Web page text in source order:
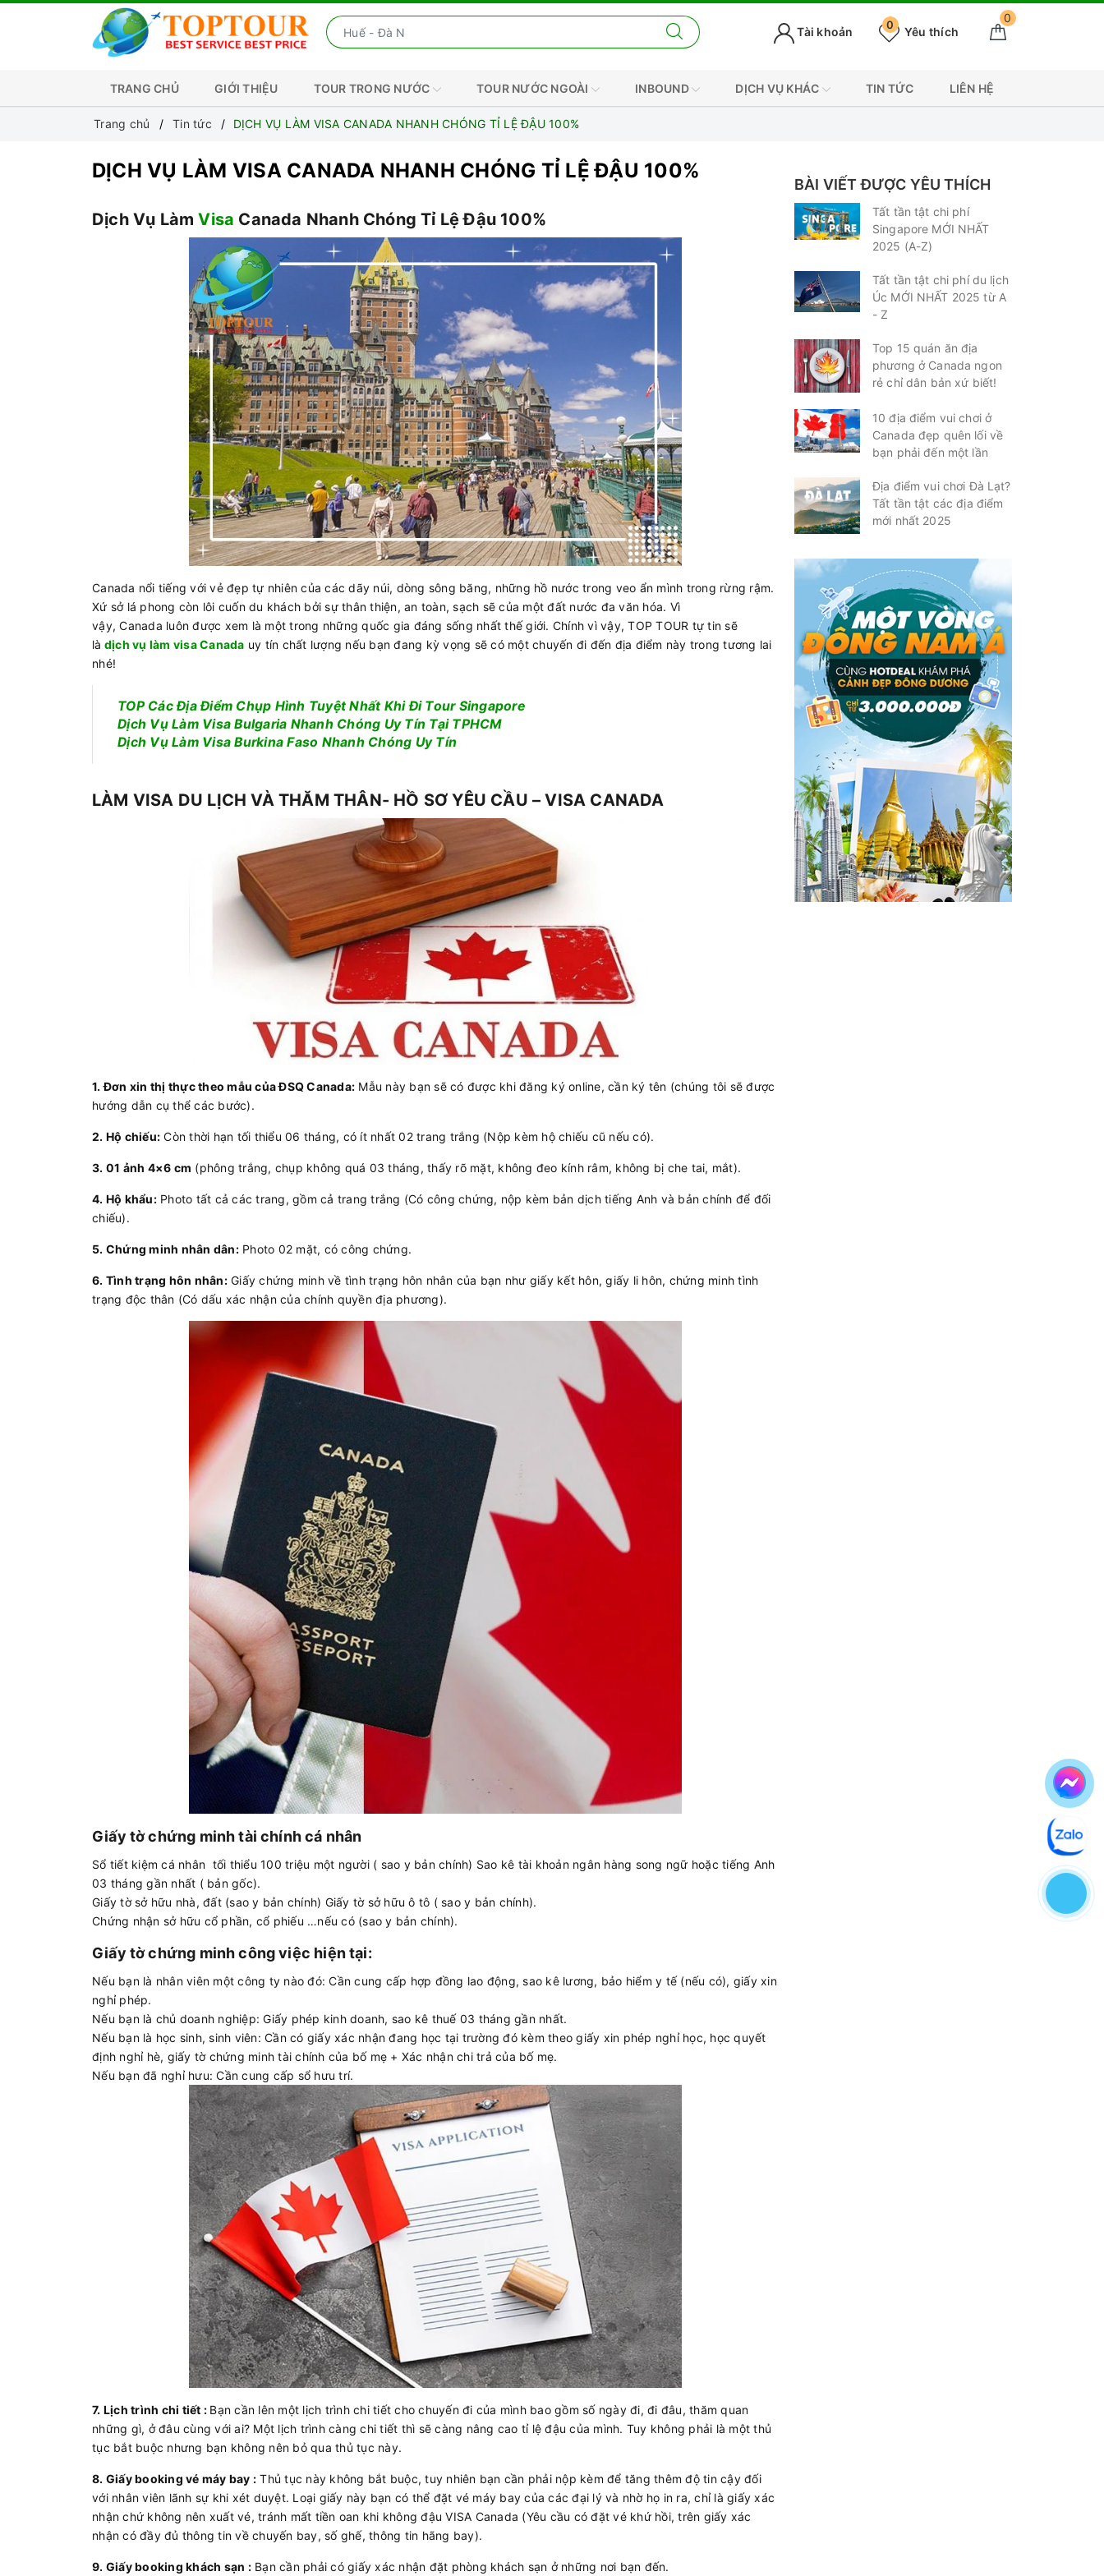
0
Yêu thích
0
Tài khoản
TRANG CHỦ GIỚI THIỆU TOUR TRONG NƯỚC TOUR NƯỚC NGOÀI INBOUND DỊCH VỤ KHÁC TIN TỨC LIÊN HỆ
Trang chủ Tin tức DỊCH VỤ LÀM VISA CANADA NHANH CHÓNG TỈ LỆ ĐẬU 100%
DỊCH VỤ LÀM VISA CANADA NHANH CHÓNG TỈ LỆ ĐẬU 100%
Dịch Vụ LàmVisa Canada Nhanh Chóng Tỉ Lệ Đậu 100%
Canada nổi tiếng với vẻ đẹp tự nhiên của các dãy núi, dòng sông băng, những hồ nước trong veo ẩn mình trong rừng rậm.
Xứ sở lá phong còn lôi cuốn du khách bởi sự thân thiện, an toàn, sạch sẽ của một đất nước đa văn hóa. Vì
vậy, Canada luôn được xem là một trong những quốc gia đáng sống nhất thế giới. Chính vì vậy, TOP TOUR tự tin sẽ
là dịch vụ làm visa Canada uy tín chất lượng nếu bạn đang kỳ vọng sẽ có một chuyến đi đến địa điểm này trong tương lai
nhé!
TOP Các Địa Điểm Chụp Hình Tuyệt Nhất Khi Đi Tour Singapore
Dịch Vụ Làm Visa Bulgaria Nhanh Chóng Uy Tín Tại TPHCM
Dịch Vụ Làm Visa Burkina Faso Nhanh Chóng Uy Tín
LÀM VISA DU LỊCH VÀ THĂM THÂN- HỒ SƠ YÊU CẦU – VISA CANADA
1. Đơn xin thị thực theo mẫu của ĐSQ Canada: Mẫu này bạn sẽ có được khi đăng ký online, cần ký tên (chúng tôi sẽ được
hướng dẫn cụ thể các bước).
2. Hộ chiếu: Còn thời hạn tối thiểu 06 tháng, có ít nhất 02 trang trắng (Nộp kèm hộ chiếu cũ nếu có).
3. 01 ảnh 4×6 cm (phông trắng, chụp không quá 03 tháng, thấy rõ mặt, không đeo kính râm, không bị che tai, mắt).
4. Hộ khẩu:Photo tất cả các trang, gồm cả trang trắng (Có công chứng, nộp kèm bản dịch tiếng Anh và bản chính để đối
chiếu).
5. Chứng minh nhân dân:Photo 02 mặt, có công chứng.
6. Tình trạng hôn nhân:Giấy chứng minh về tình trạng hôn nhân của bạn như giấy kết hôn, giấy li hôn, chứng minh tình
trạng độc thân (Có dấu xác nhận của chính quyền địa phương).
Giấy tờ chứng minh tài chính cá nhân
Sổ tiết kiệm cá nhân tối thiểu 100 triệu một người ( sao y bản chính) Sao kê tài khoản ngân hàng song ngữ hoặc tiếng Anh
03 tháng gần nhất ( bản gốc).
Giấy tờ sở hữu nhà, đất (sao y bản chính) Giấy tờ sở hữu ô tô ( sao y bản chính).
Chứng nhận sở hữu cổ phần, cổ phiếu …nếu có (sao y bản chính).
Giấy tờ chứng minh công việc hiện tại:
Nếu bạn là nhân viên một công ty nào đó: Cần cung cấp hợp đồng lao động, sao kê lương, bảo hiểm y tế (nếu có), giấy xin
nghỉ phép.
Nếu bạn là chủ doanh nghiệp: Giấy phép kinh doanh, sao kê thuế 03 tháng gần nhất.
Nếu bạn là học sinh, sinh viên: Cần có giấy xác nhận đang học tại trường đó kèm theo giấy xin phép nghỉ học, học quyết
định nghỉ hè, giấy tờ chứng minh tài chính của bố mẹ + Xác nhận chi trả của bố mẹ.
Nếu bạn đã nghỉ hưu: Cần cung cấp sổ hưu trí.
7. Lịch trình chi tiết : Bạn cần lên một lịch trình chi tiết cho chuyến đi của mình bao gồm số ngày đi, đi đâu, thăm quan
những gì, ở đâu cùng với ai? Một lịch trình càng chi tiết thì sẽ càng nâng cao tỉ lệ đậu của mình. Tuy không phải là một thủ
tục bắt buộc nhưng bạn không nên bỏ qua thủ tục này.
8. Giấy booking vé máy bay : Thủ tục này không bắt buộc, tuy nhiên bạn cần phải nộp kèm để tăng thêm độ tin cậy đối
với nhân viên lãnh sự khi xét duyệt. Loại giấy này bạn có thể đặt vé máy bay của các đại lý và nhờ họ in ra, chỉ là giấy xác
nhận chứ không nên xuất vé, tránh mất tiền oan khi không đậu VISA Canada (Yêu cầu có đặt vé khứ hồi, trên giấy xác
nhận có đầy đủ thông tin về chuyến bay, số ghế, thông tin hãng bay).
9. Giấy booking khách sạn :Bạn cần phải có giấy xác nhận đặt phòng khách sạn ở những nơi bạn đến.
BÀI VIẾT ĐƯỢC YÊU THÍCH
Tất tần tật chi phí
Singapore MỚI NHẤT
2025 (A-Z)
Tất tần tật chi phí du lịch
Úc MỚI NHẤT 2025 từ A
- Z
Top 15 quán ăn địa
phương ở Canada ngon
rẻ chỉ dân bản xứ biết!
10 địa điểm vui chơi ở
Canada đẹp quên lối về
bạn phải đến một lần
Địa điểm vui chơi Đà Lạt?
Tất tần tật các địa điểm
mới nhất 2025